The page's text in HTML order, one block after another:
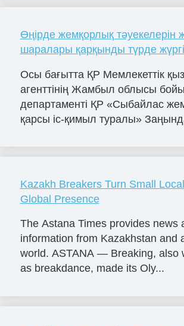
Өңірде жемқорлық тәуекелерін
шаралары қарқынды түрде
Осы бағытта ҚР Мемлекеттік
агенттінің Жамбыл облысы
департаменті ҚР «Сыбайлас
қарсы іс-қимыл туралы»
Kazakh Breakers Turn Small
Global Presence
The Astana Times provides news
information from Kazakhstan and
world. ASTANA — Breaking, also
as breakdance, made its Oly...